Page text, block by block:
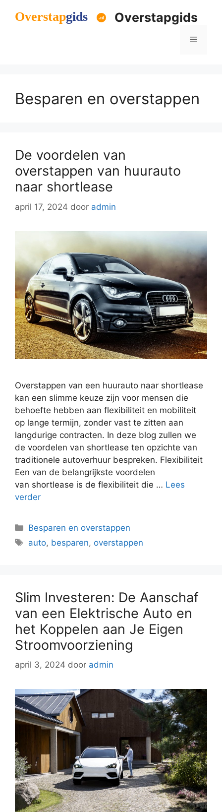
naar
Overstapgids
Menu
Besparen en overstappen
De voordelen van
overstappen van huurauto
naar shortlease
april 17, 2024 door admin
Overstappen van een huurauto naar shortlease
kan een slimme keuze zijn voor mensen die
behoefte hebben aan flexibiliteit en mobiliteit
op lange termijn, zonder vast te zitten aan
langdurige contracten. In deze blog zullen we
de voordelen van shortlease ten opzichte van
traditionele autoverhuur bespreken. Flexibiliteit
Een van de belangrijkste voordelen
van shortlease is de flexibiliteit die … Lees
verder
Categorieën
Besparen en overstappen
Tags
auto, besparen, overstappen
Slim Investeren: De Aanschaf
van een Elektrische Auto en
het Koppelen aan Je Eigen
Stroomvoorziening
april 3, 2024 door admin